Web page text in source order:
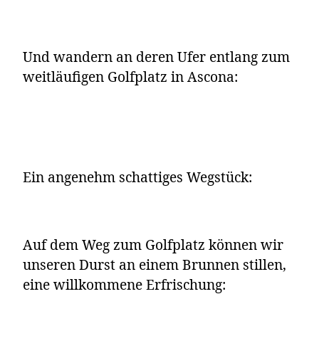
Und wandern an deren Ufer entlang zum
weitläufigen Golfplatz in Ascona:
Ein angenehm schattiges Wegstück:
Auf dem Weg zum Golfplatz können wir
unseren Durst an einem Brunnen stillen,
eine willkommene Erfrischung: